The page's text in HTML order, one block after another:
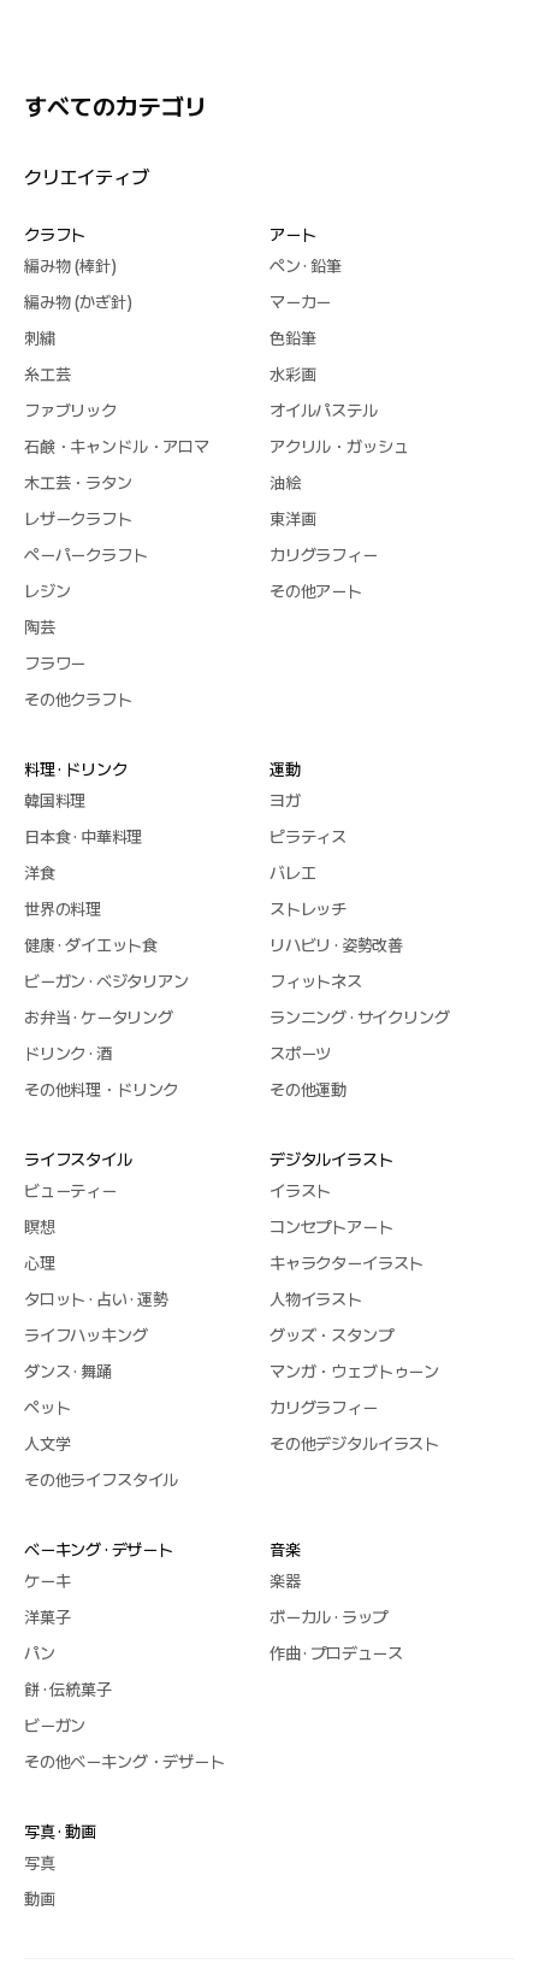
すべてのカテゴリ
クリエイティブ
クラフト
編み物 (棒針)
編み物 (かぎ針)
刺繍
糸工芸
ファブリック
石鹸・キャンドル・アロマ
木工芸・ラタン
レザークラフト
ペーパークラフト
レジン
陶芸
フラワー
その他クラフト
アート
ペン · 鉛筆
マーカー
色鉛筆
水彩画
オイルパステル
アクリル・ガッシュ
油絵
東洋画
カリグラフィー
その他アート
料理 · ドリンク
韓国料理
日本食 · 中華料理
洋食
世界の料理
健康 · ダイエット食
ビーガン · ベジタリアン
お弁当 · ケータリング
ドリンク · 酒
その他料理・ドリンク
運動
ヨガ
ピラティス
バレエ
ストレッチ
リハビリ · 姿勢改善
フィットネス
ランニング · サイクリング
スポーツ
その他運動
ライフスタイル
ビューティー
瞑想
心理
タロット · 占い · 運勢
ライフハッキング
ダンス · 舞踊
ペット
人文学
その他ライフスタイル
デジタルイラスト
イラスト
コンセプトアート
キャラクターイラスト
人物イラスト
グッズ・スタンプ
マンガ・ウェブトゥーン
カリグラフィー
その他デジタルイラスト
ベーキング · デザート
ケーキ
洋菓子
パン
餅 · 伝統菓子
ビーガン
その他ベーキング・デザート
音楽
楽器
ボーカル · ラップ
作曲 · プロデュース
写真 · 動画
写真
動画